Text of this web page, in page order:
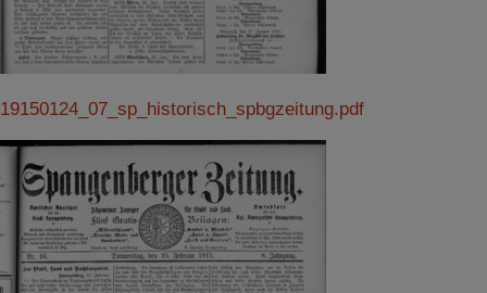
19150124_07_sp_historisch_spbgzeitung.pdf